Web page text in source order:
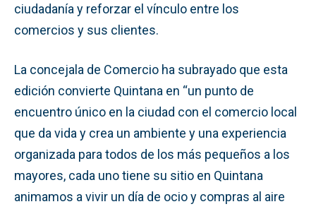
ciudadanía y reforzar el vínculo entre los
comercios y sus clientes.
La concejala de Comercio ha subrayado que esta
edición convierte Quintana en “un punto de
encuentro único en la ciudad con el comercio local
que da vida y crea un ambiente y una experiencia
organizada para todos de los más pequeños a los
mayores, cada uno tiene su sitio en Quintana
animamos a vivir un día de ocio y compras al aire